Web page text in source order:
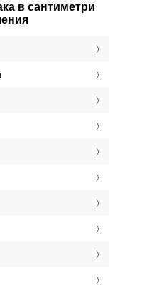
в сантиметри